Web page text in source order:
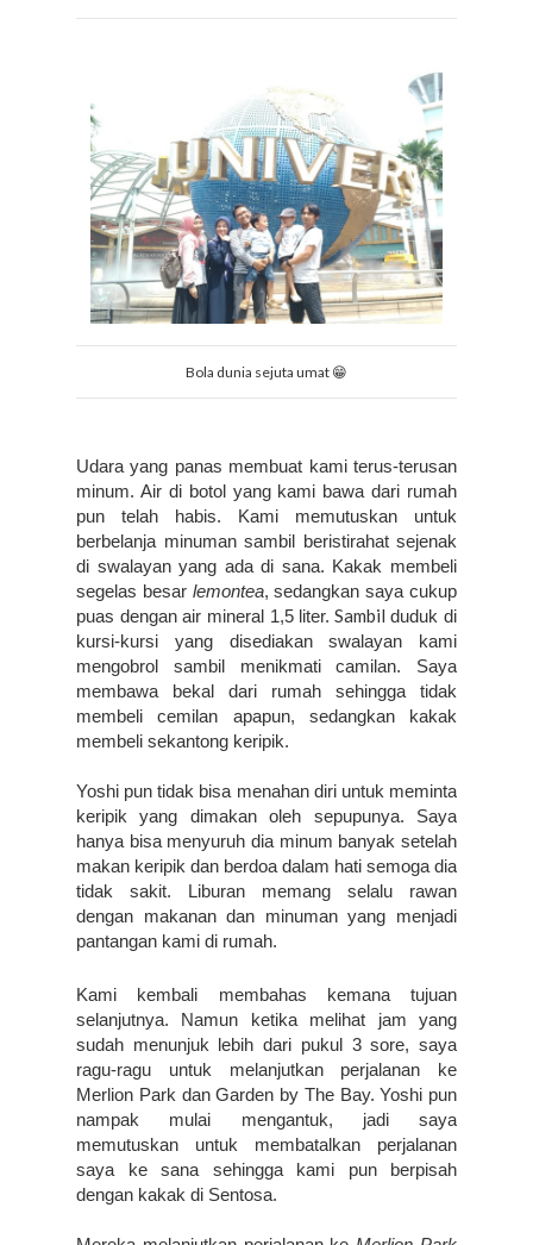
Bola dunia sejuta umat 😁
Udara yang panas membuat kami terus-terusan
minum. Air di botol yang kami bawa dari rumah
pun telah habis. Kami memutuskan untuk
berbelanja minuman sambil beristirahat sejenak
di swalayan yang ada di sana. Kakak membeli
segelas besar lemontea, sedangkan saya cukup
puas dengan air mineral 1,5 liter. Sambil duduk di
kursi-kursi yang disediakan swalayan kami
mengobrol sambil menikmati camilan. Saya
membawa bekal dari rumah sehingga tidak
membeli cemilan apapun, sedangkan kakak
membeli sekantong keripik.
Yoshi pun tidak bisa menahan diri untuk meminta
keripik yang dimakan oleh sepupunya. Saya
hanya bisa menyuruh dia minum banyak setelah
makan keripik dan berdoa dalam hati semoga dia
tidak sakit. Liburan memang selalu rawan
dengan makanan dan minuman yang menjadi
pantangan kami di rumah.
Kami kembali membahas kemana tujuan
selanjutnya. Namun ketika melihat jam yang
sudah menunjuk lebih dari pukul 3 sore, saya
ragu-ragu untuk melanjutkan perjalanan ke
Merlion Park dan Garden by The Bay. Yoshi pun
nampak mulai mengantuk, jadi saya
memutuskan untuk membatalkan perjalanan
saya ke sana sehingga kami pun berpisah
dengan kakak di Sentosa.